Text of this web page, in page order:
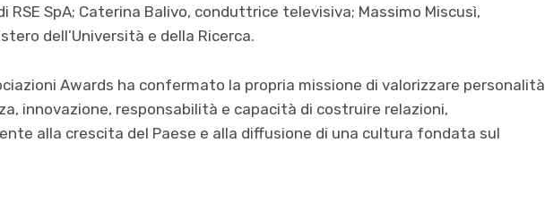
SpA; Caterina Balivo, conduttrice televisiva; Massimo Miscusì,
dell’Università e della Ricerca.
Awards ha confermato la propria missione di valorizzare personalità
innovazione, responsabilità e capacità di costruire relazioni,
alla crescita del Paese e alla diffusione di una cultura fondata sul